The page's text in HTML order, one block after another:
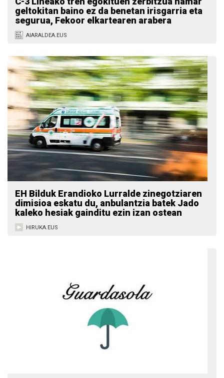
geltokitan baino ez da benetan irisgarria eta
segurua, Fekoor elkartearen arabera
AIARALDEA.EUS
EH Bilduk Erandioko Lurralde zinegotziaren
dimisioa eskatu du, anbulantzia batek Jado
kaleko hesiak gainditu ezin izan ostean
HIRUKA.EUS